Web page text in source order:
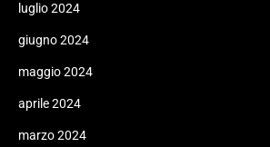
luglio 2024
giugno 2024
maggio 2024
aprile 2024
marzo 2024